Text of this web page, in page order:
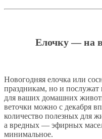
Елочку — на
Новогодняя елочка или
праздникам, но и послужат
для ваших домашних
веточки можно с декабря
количество полезных для
а вредных — эфирных
минимальное.